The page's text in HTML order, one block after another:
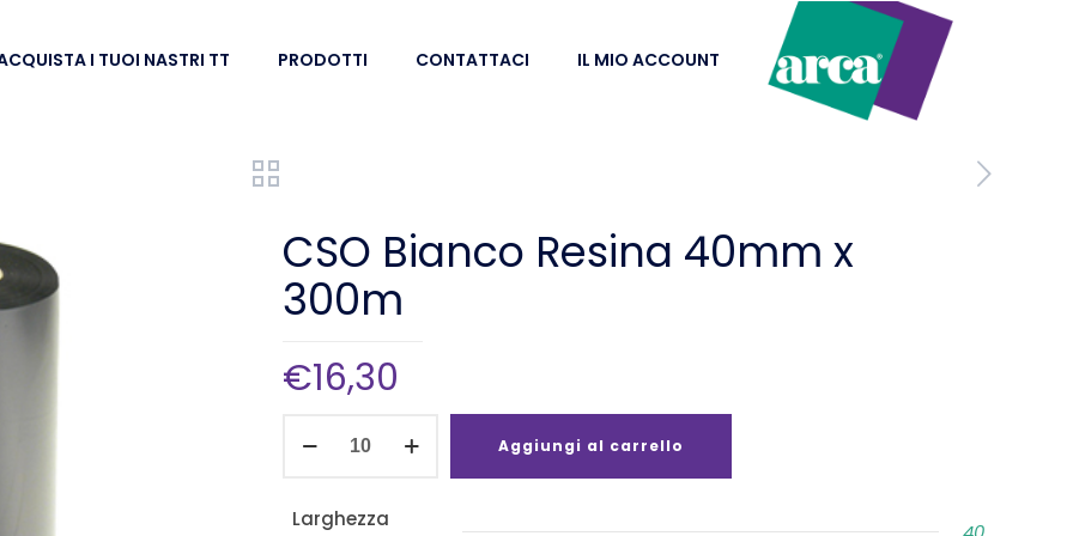
I TUOI NASTRI TT PRODOTTI CONTATTACI IL MIO ACCOUNT
CSO Bianco Resina 40mm x
300m
€16,30
40mm
Aggiungi al carrello
Larghezza